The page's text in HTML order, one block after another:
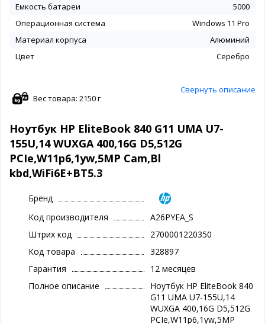
Емкость батареи
5000
Операционная система
Windows 11 Pro
Материал корпуса
Алюминий
Цвет
Серебро
Свернуть описание
Вес товара: 2150 г
Ноутбук HP EliteBook 840 G11 UMA U7-
155U,14 WUXGA 400,16G D5,512G
PCIe,W11p6,1yw,5MP Cam,Bl
kbd,WiFi6E+BT5.3
Бренд
Код производителя
A26PYEA_S
Штрих код
2700001220350
Код товара
328897
Гарантия
12 месяцев
Полное описание
Ноутбук HP EliteBook 840
G11 UMA U7-155U,14
WUXGA 400,16G D5,512G
PCIe,W11p6,1yw,5MP